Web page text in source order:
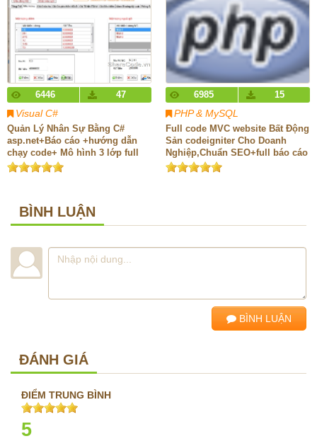
6446 47
Visual C#
Quản Lý Nhân Sự Bằng C#
asp.net+Báo cáo +hướng dẫn
chạy code+ Mô hình 3 lớp full
báo cáo
6985 15
PHP & MySQL
Full code MVC website Bất Động
Sản codeigniter Cho Doanh
Nghiệp,Chuẩn SEO+full báo cáo
BÌNH LUẬN
BÌNH LUẬN
ĐÁNH GIÁ
ĐIỂM TRUNG BÌNH
5